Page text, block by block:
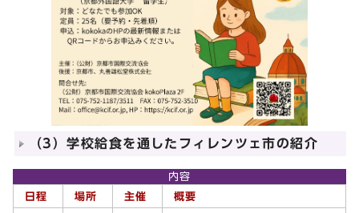
（3）学校給食を通したフィレンツェ市の紹介
内容
日程
場所 主催 概要